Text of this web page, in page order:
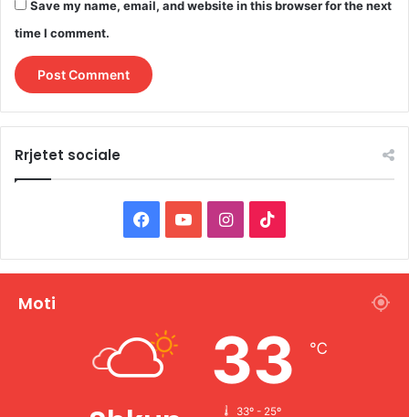
Save my name, email, and website in this browser for the next
time I comment.
Rrjetet sociale
a
e
b
o
I
n
a
g
i
o
k
Moti
33 ℃
33º - 25º